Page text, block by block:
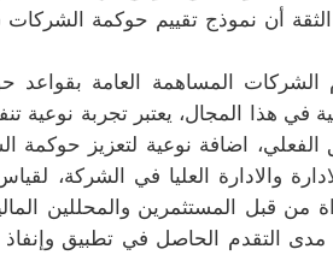
أن نموذج تقييم حوكمة
الشركات المساهمة العامة
هذا المجال، يعتبر تجربة نوعية
اضافة نوعية لتعزيز حوكمة
والادارة العليا في الشركة،
قبل المستثمرين والمحللين
مدى التقدم الحاصل في تطبيق